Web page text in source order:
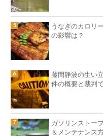
うなぎのカロリ
の影響は？
藤間静波の生い
件の概要と裁判
ガソリンストー
＆メンテナンス